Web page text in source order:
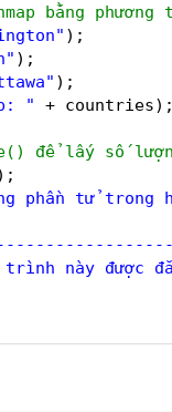
bằng phương
);
);
);
" + countries);
để lấy số
phần tử trong
trình này được